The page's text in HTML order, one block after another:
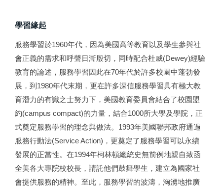
學習緣起
服務學習於1960年代，因為美國高等教育以及學生參與社
會正義的需求和呼聲日漸殷切，同時配合杜威(Dewey)經驗
教育的論述，服務學習因此在70年代於許多校園中蓬勃發
展，到1980年代末期，更在許多深信服務學習具有極大教
育潛力的有識之士努力下，美國教育委員會結合了校園盟
約(campus compact)的力量，結合1000所大學及學院，正
式奠定服務學習的理念與做法。1993年美國聯邦政府通過
服務行動法(Service Action)，更奠定了服務學習可以永續
發展的正當性。在1994年柯林頓總統史無前例地親自致函
全美各大專院校校長，請託他們鼓舞學生，建立為國家社
會提供服務的精神。至此，服務學習的波濤，洶湧地推廣